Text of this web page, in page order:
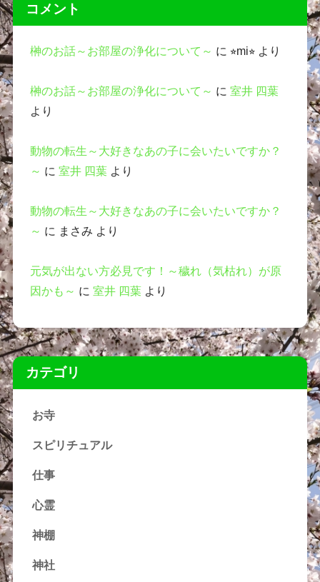
コメント
榊のお話～お部屋の浄化について～ に ⭐︎mi⭐︎より
榊のお話～お部屋の浄化について～ に 室井 四葉
より
動物の転生～大好きなあの子に会いたいですか？
～ に 室井 四葉より
動物の転生～大好きなあの子に会いたいですか？
～ に まさみ より
元気が出ない方必見です！～穢れ（気枯れ）が原
因かも～ に 室井 四葉より
カテゴリ
お寺
スピリチュアル
仕事
心霊
神棚
神社